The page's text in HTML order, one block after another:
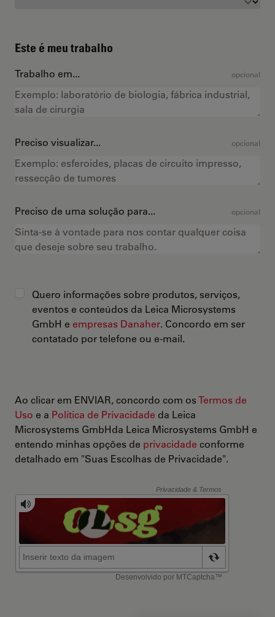
Este é meu trabalho
Trabalho em... opcional
Preciso visualizar... opcional
Preciso de uma solução para... opcional
Quero informações sobre produtos, serviços,
eventos e conteúdos da Leica Microsystems
GmbH e empresas Danaher. Concordo em ser
contatado por telefone ou e-mail.
Ao clicar em ENVIAR, concordo com osTermos de
Uso e a Política de Privacidade da Leica
Microsystems GmbHda Leica Microsystems GmbH e
entendo minhas opções de privacidade conforme
detalhado em "Suas Escolhas de Privacidade".